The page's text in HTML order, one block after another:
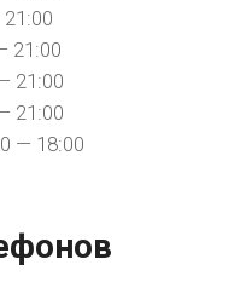
21:00
21:00
21:00
— 18:00